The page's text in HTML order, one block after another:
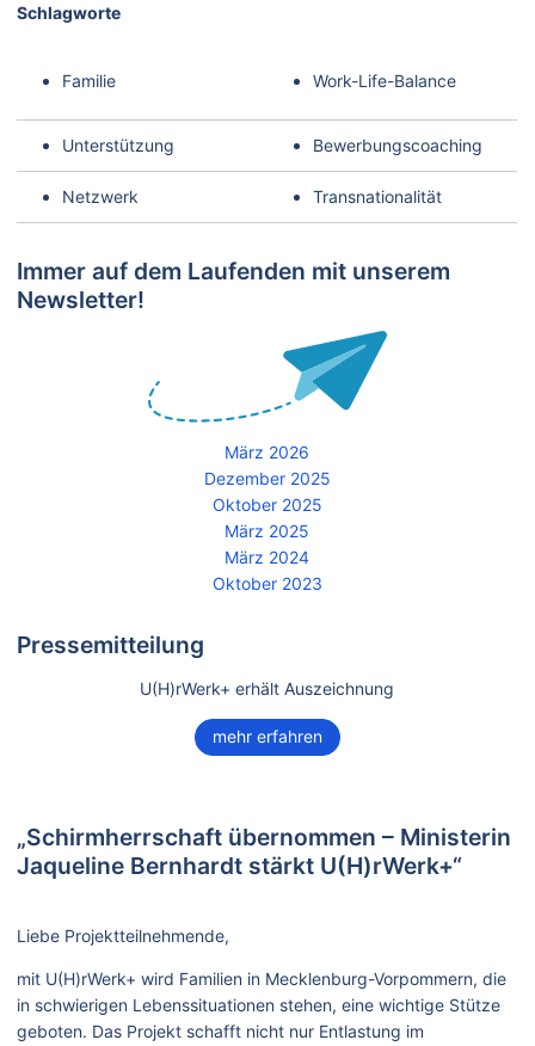
Schlagworte
Familie Work-Life-Balance
Unterstützung Bewerbungscoaching
Netzwerk Transnationalität
Immer auf dem Laufenden mit unserem
Newsletter!
März 2026
Dezember 2025
Oktober 2025
März 2025
März 2024
Oktober 2023
Pressemitteilung
U(H)rWerk+ erhält Auszeichnung
mehr erfahren
„Schirmherrschaft übernommen – Ministerin
Jaqueline Bernhardt stärkt U(H)rWerk+“
Liebe Projektteilnehmende,
mit U(H)rWerk+ wird Familien in Mecklenburg-Vorpommern, die
in schwierigen Lebenssituationen stehen, eine wichtige Stütze
geboten. Das Projekt schafft nicht nur Entlastung im